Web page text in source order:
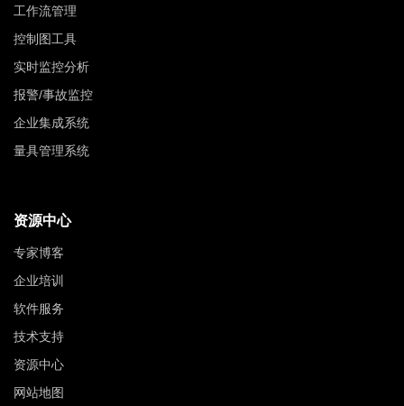
工作流管理
控制图工具
实时监控分析
报警/事故监控
企业集成系统
量具管理系统
资源中心
专家博客
企业培训
软件服务
技术支持
资源中心
网站地图